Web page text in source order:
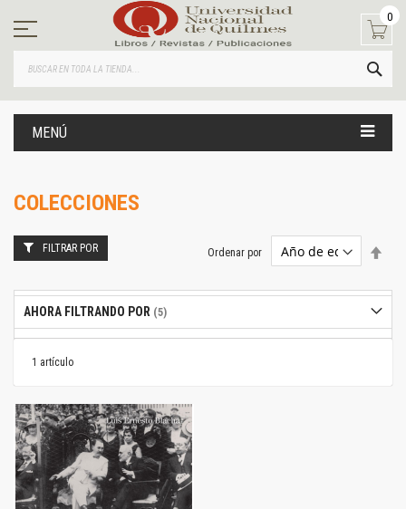
contenido
0
MENÚ
COLECCIONES
1 artículo
Ordenar por
FILTRAR POR
AHORA FILTRANDO POR